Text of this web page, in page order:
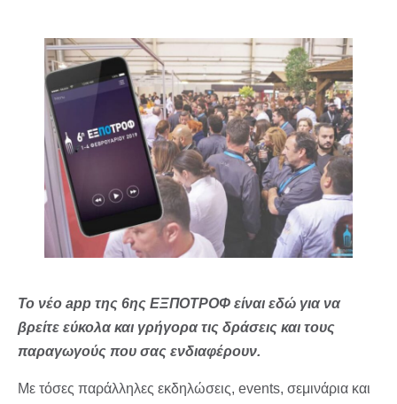
Το νέο app της 6ης ΕΞΠΟΤΡΟΦ είναι εδώ για να
βρείτε εύκολα και γρήγορα τις δράσεις και τους
παραγωγούς που σας ενδιαφέρουν.
Με τόσες παράλληλες εκδηλώσεις, events, σεμινάρια και